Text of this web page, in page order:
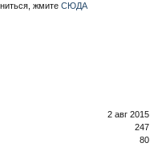
жмите СЮДА
2 авг 2015
247
80